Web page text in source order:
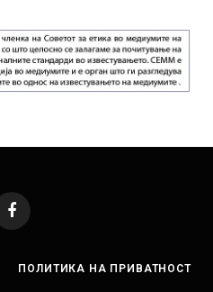
Facebook
ПОЛИТИКА НА ПРИВАТНОСТ